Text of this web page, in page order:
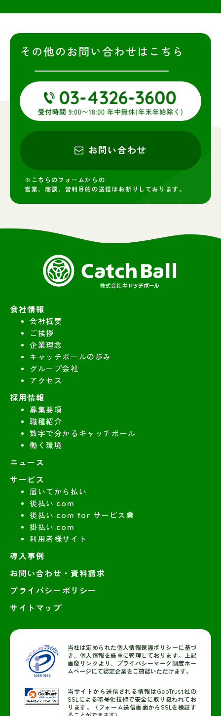
お問い合わせ
※こちらのフォームからの
営業、商談、営利目的の送信はお断りしております。
会社情報
会社概要
ご挨拶
企業理念
キャッチボールの歩み
グループ会社
アクセス
採用情報
募集要項
職種紹介
数字で分かるキャッチボール
働く環境
ニュース
サービス
届いてから払い
後払い.com
後払い.com for サービス業
掛払い.com
利用者様サイト
導入事例
お問い合わせ・資料請求
プライバシーポリシー
サイトマップ
当社は定められた個人情報保護ポリシーに基づ
き、個人情報を厳重に管理しております。上記
画像リンクより、プライバシーマーク制度ホー
ムページにて認定企業をご確認いただけます。
当サイトから送信される情報はGeoTrust社の
SSLによる暗号化技術で安全に取り扱われてお
ります。（フォーム送信画面からSSLを検証す